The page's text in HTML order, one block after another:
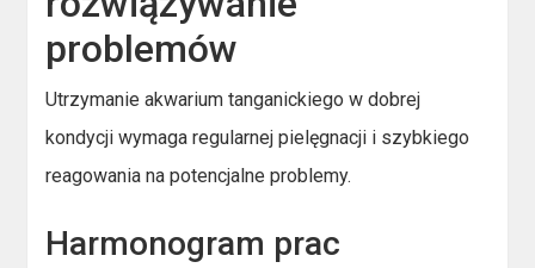
problemów
Utrzymanie akwarium tanganickiego w dobrej
kondycji wymaga regularnej pielęgnacji i szybkiego
reagowania na potencjalne problemy.
Harmonogram prac